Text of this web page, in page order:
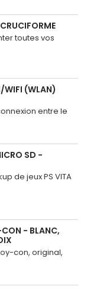
toutes vos
WIFI (WLAN)
entre le
SD -
de jeux PS VITA
- BLANC,
con, original,